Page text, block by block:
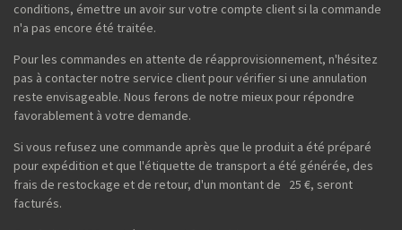
conditions, émettre un avoir sur votre compte client si la commande
n'a pas encore été traitée.
Pour les commandes en attente de réapprovisionnement, n'hésitez
pas à contacter notre service client pour vérifier si une annulation
reste envisageable. Nous ferons de notre mieux pour répondre
favorablement à votre demande.
Si vous refusez une commande après que le produit a été préparé
pour expédition et que l'étiquette de transport a été générée, des
frais de restockage et de retour, d'un montant de 25 €, seront
facturés.